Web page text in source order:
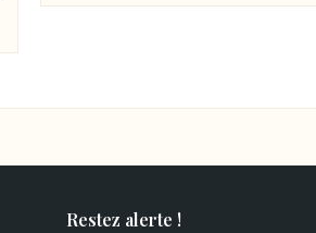
Restez alerte !